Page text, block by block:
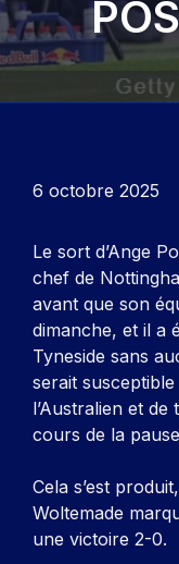
6 octobre 2025
Le sort d’Ange
chef de
avant que son
dimanche, et il a
Tyneside sans
serait susceptible
l’Australien et
cours de la
Cela s’est
Woltemade
une victoire 2-0.